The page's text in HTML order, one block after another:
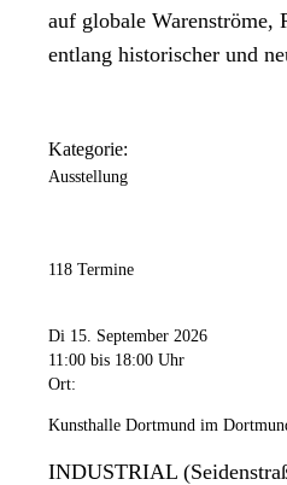
auf globale Warenströme,
entlang historischer und
Kategorie:
Ausstellung
118 Termine
Di 15. September 2026
11:00 bis 18:00 Uhr
Ort:
Kunsthalle Dortmund im
INDUSTRIAL